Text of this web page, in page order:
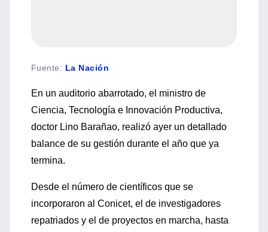
Fuente: La Nación
En un auditorio abarrotado, el ministro de
Ciencia, Tecnología e Innovación Productiva,
doctor Lino Barañao, realizó ayer un detallado
balance de su gestión durante el año que ya
termina.
Desde el número de científicos que se
incorporaron al Conicet, el de investigadores
repatriados y el de proyectos en marcha, hasta